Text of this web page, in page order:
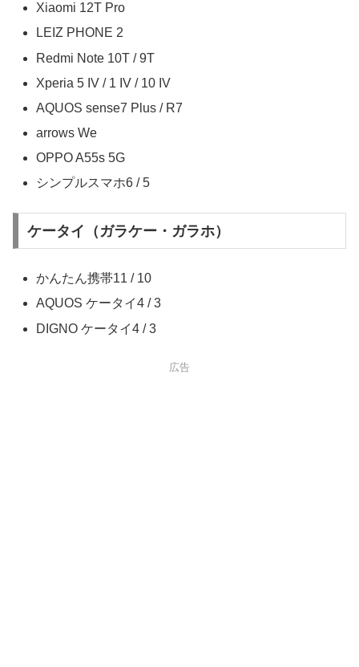
Xiaomi 12T Pro
LEIZ PHONE 2
Redmi Note 10T / 9T
Xperia 5 IV / 1 IV / 10 IV
AQUOS sense7 Plus / R7
arrows We
OPPO A55s 5G
シンプルスマホ6 / 5
ケータイ（ガラケー・ガラホ）
かんたん携帯11 / 10
AQUOS ケータイ4 / 3
DIGNO ケータイ4 / 3
広告